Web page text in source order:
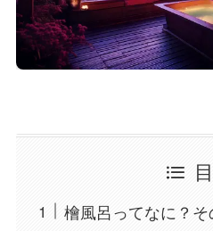
檜風呂ってなに？